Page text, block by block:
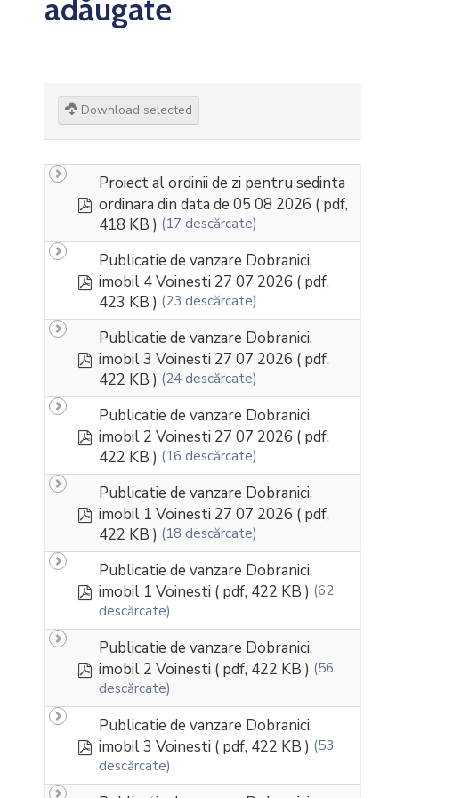
adăugate
Download selected
pdf
Proiect al ordinii de zi pentru sedinta
ordinara din data de 05 08 2026 ( pdf,
418 KB ) (17 descărcate)
pdf
Publicatie de vanzare Dobranici,
imobil 4 Voinesti 27 07 2026 ( pdf,
423 KB ) (23 descărcate)
pdf
Publicatie de vanzare Dobranici,
imobil 3 Voinesti 27 07 2026 ( pdf,
422 KB ) (24 descărcate)
pdf
Publicatie de vanzare Dobranici,
imobil 2 Voinesti 27 07 2026 ( pdf,
422 KB ) (16 descărcate)
pdf
Publicatie de vanzare Dobranici,
imobil 1 Voinesti 27 07 2026 ( pdf,
422 KB ) (18 descărcate)
pdf
Publicatie de vanzare Dobranici,
imobil 1 Voinesti ( pdf, 422 KB ) (62
descărcate)
pdf
Publicatie de vanzare Dobranici,
imobil 2 Voinesti ( pdf, 422 KB ) (56
descărcate)
pdf
Publicatie de vanzare Dobranici,
imobil 3 Voinesti ( pdf, 422 KB ) (53
descărcate)